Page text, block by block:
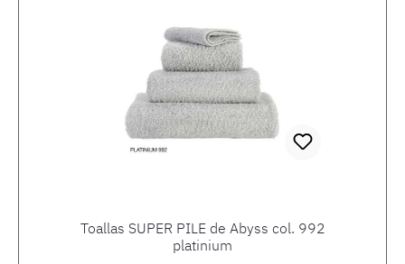
Toallas SUPER PILE de Abyss col. 992
platinium